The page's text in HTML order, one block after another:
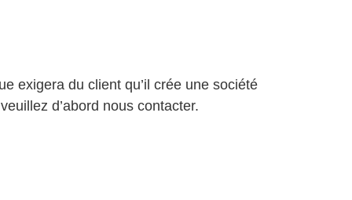
exigera du client qu’il crée une société
d’abord nous contacter.